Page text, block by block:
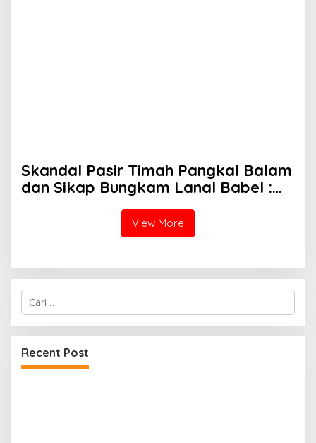
Skandal Pasir Timah Pangkal Balam
dan Sikap Bungkam Lanal Babel :
View More
Cari
untuk:
Recent Post